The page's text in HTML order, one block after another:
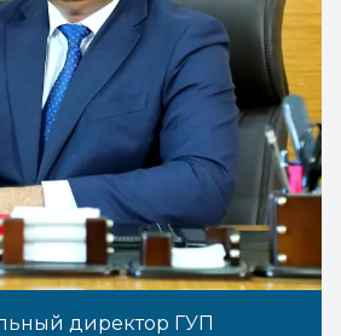
директор ГУП